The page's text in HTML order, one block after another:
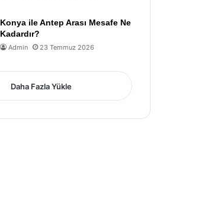
Konya ile Antep Arası Mesafe Ne
Kadardır?
Admin 23 Temmuz 2026
Daha Fazla Yükle